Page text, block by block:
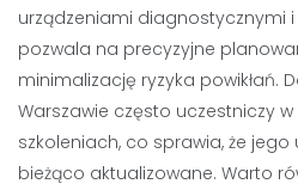
urządzeniami diagnostycznymi
pozwala na precyzyjne
minimalizację ryzyka powikłań.
Warszawie często uczestniczy
szkoleniach, co sprawia, że
bieżąco aktualizowane. Warto